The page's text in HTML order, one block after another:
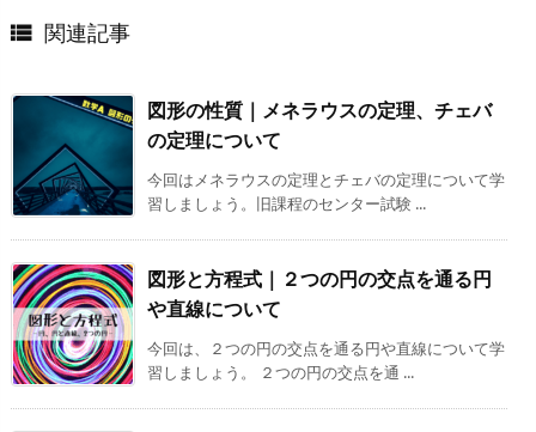
 関連記事
図形の性質｜メネラウスの定理、チェバ
の定理について
今回はメネラウスの定理とチェバの定理について学
習しましょう。旧課程のセンター試験 ...
図形と方程式｜２つの円の交点を通る円
や直線について
今回は、２つの円の交点を通る円や直線について学
習しましょう。 ２つの円の交点を通 ...